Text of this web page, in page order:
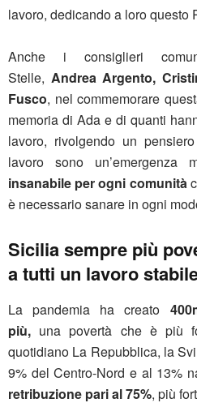
lavoro, dedicando a loro questo
Anche i consiglieri
Stelle, Andrea Argento,
Fusco, nel commemorare
memoria di Ada e di quanti
lavoro, rivolgendo un
lavoro sono un’emergenza
insanabile per ogni comunità
è necessario sanare in ogni
Sicilia sempre più
a tutti un lavoro
La pandemia ha creato
più, una povertà che è più
quotidiano La Repubblica, la
9% del Centro-Nord e al 13%
retribuzione pari al 75%, più